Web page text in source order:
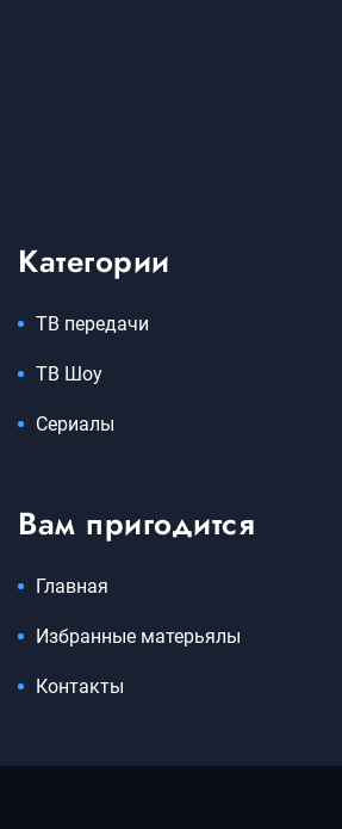
Категории
ТВ передачи
ТВ Шоу
Сериалы
Вам пригодится
Главная
Избранные матерьялы
Контакты